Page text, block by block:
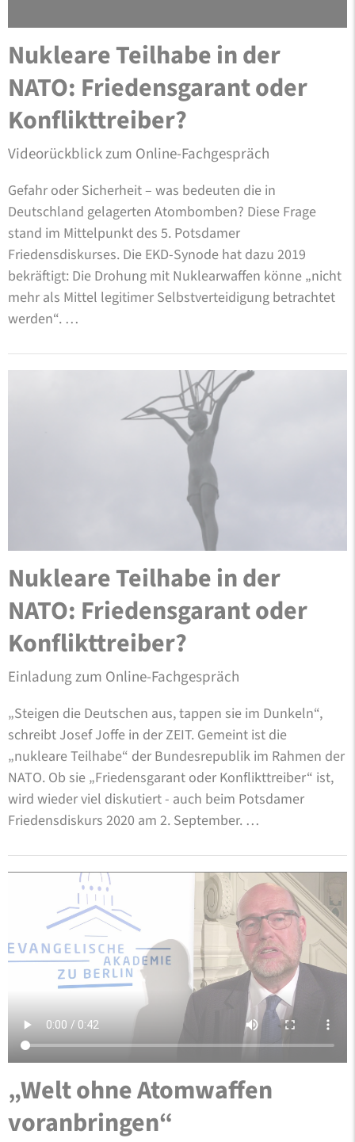
Nukleare Teilhabe in der
NATO: Friedensgarant oder
Konflikttreiber?
Videorückblick zum Online-Fachgespräch
Gefahr oder Sicherheit – was bedeuten die in
Deutschland gelagerten Atombomben? Diese Frage
stand im Mittelpunkt des 5. Potsdamer
Friedensdiskurses. Die EKD-Synode hat dazu 2019
bekräftigt: Die Drohung mit Nuklearwaffen könne „nicht
mehr als Mittel legitimer Selbstverteidigung betrachtet
werden“. …
Nukleare Teilhabe in der
NATO: Friedensgarant oder
Konflikttreiber?
Einladung zum Online-Fachgespräch
„Steigen die Deutschen aus, tappen sie im Dunkeln“,
schreibt Josef Joffe in der ZEIT. Gemeint ist die
„nukleare Teilhabe“ der Bundesrepublik im Rahmen der
NATO. Ob sie „Friedensgarant oder Konflikttreiber“ ist,
wird wieder viel diskutiert - auch beim Potsdamer
Friedensdiskurs 2020 am 2. September. …
„Welt ohne Atomwaffen
voranbringen“